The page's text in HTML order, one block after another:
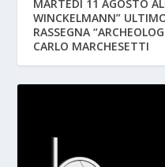
MARTEDÌ 11 AGOSTO
WINCKELMANN”
RASSEGNA
CARLO MARCHESETTI